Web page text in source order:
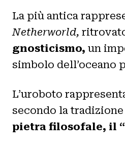
La più antica
Netherworld,
gnosticismo, un
simbolo dell’oceano
L’uroboto
secondo la
pietra filosofale, il